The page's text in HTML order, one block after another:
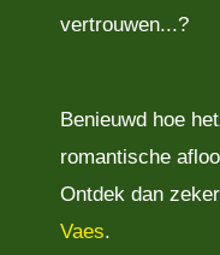
vertrouwen...?
Benieuwd hoe
romantische
Ontdek dan
Vaes.